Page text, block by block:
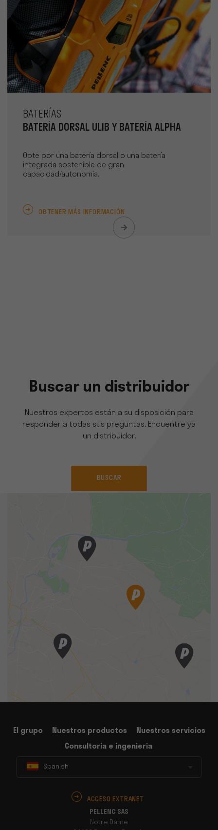
BATERÍAS
BATERÍA DORSAL ULIB Y BATERÍA ALPHA
Opte por una batería dorsal o una batería
integrada sostenible de gran
capacidad/autonomía.
OBTENER MÁS INFORMACIÓN
Buscar un distribuidor
Nuestros expertos están a su disposición para
responder a todas sus preguntas. Encuentre ya
un distribuidor.
BUSCAR
El grupo Nuestros productos
Nuestros servicios
Consultoria e ingenieria
Spanish
ACCESO EXTRANET
PELLENC SAS
Notre Dame